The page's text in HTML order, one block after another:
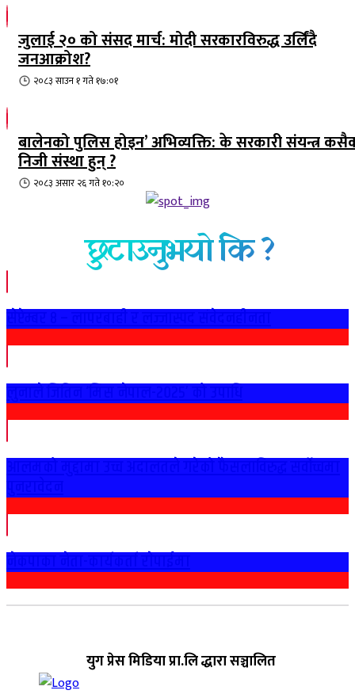
जुलाई २० को संसद मार्च: मोदी सरकारविरुद्ध उर्लिंदै
जनआक्रोश?
२०८३ साउन १ गते १७:०१
बालेनको पुलिस होइन’ अभिव्यक्ति: के सरकारी संयन्त्र
निजी संस्था हुन् ?
२०८३ असार २६ गते १०:२०
छुटाउनुभयो कि ?
युग प्रेस मिडिया प्रा.लि द्धारा सञ्चालित